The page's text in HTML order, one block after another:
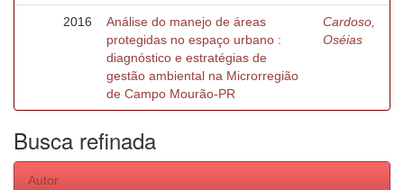
2016
Análise do manejo de áreas
protegidas no espaço urbano :
diagnóstico e estratégias de
gestão ambiental na Microrregião
de Campo Mourão-PR
Cardoso,
Oséias
Busca refinada
Autor